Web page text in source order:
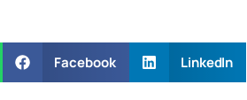
Facebook LinkedIn